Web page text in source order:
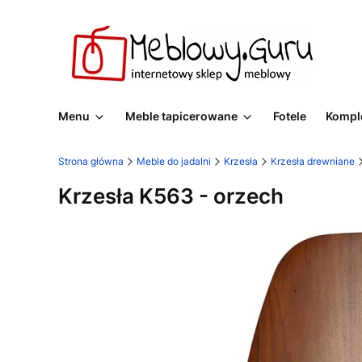
Menu Meble tapicerowane Fotele
Strona główna Meble do jadalni Krzesła Krzesła drewniane
Krzesła K563 - orzech